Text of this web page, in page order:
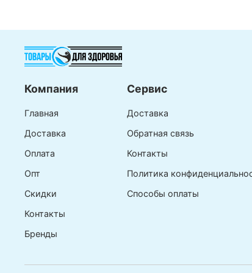
Компания
Главная
Доставка
Оплата
Опт
Скидки
Контакты
Бренды
Сервис
Доставка
Обратная связь
Контакты
Политика
Способы оплаты